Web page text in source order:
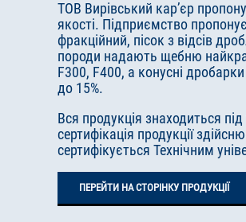
ТОВ Вирівський кар’єр
якості. Підприємство
фракційний, пісок з відсів
породи надають щебню
F300, F400, а конусні
до 15%.
Вся продукція знаходиться
сертифікація продукції
сертифікується Технічним
ПЕРЕЙТИ НА СТОРІНКУ ПРОДУКЦІЇ